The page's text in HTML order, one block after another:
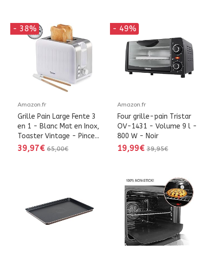
- 38%
Amazon.fr
Grille Pain Large Fente 3
en 1 - Blanc Mat en Inox,
Toaster Vintage - Pince...
39,97€ 65,00€
- 49%
Amazon.fr
Four grille-pain Tristar
OV-1431 - Volume 9 l -
800 W - Noir
19,99€ 39,95€